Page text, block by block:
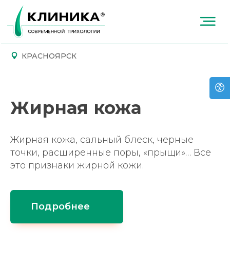
КРАСНОЯРСК
Жирная кожа
Жирная кожа, сальный блеск, черные
точки, расширенные поры, «прыщи»… Все
это признаки жирной кожи.
Подробнее